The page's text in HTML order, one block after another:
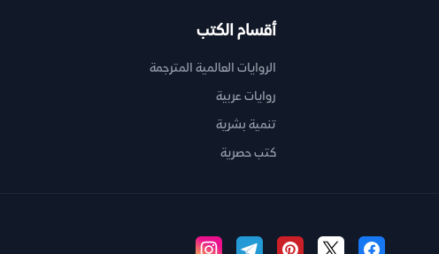
أقسام الكتب
الروايات العالمية المترجمة
روايات عربية
تنمية بشرية
كتب حصرية